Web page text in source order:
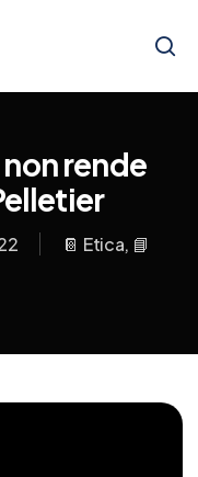
rende
📔 Etica, 📘